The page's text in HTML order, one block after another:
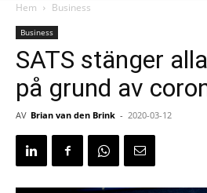
Hem Business
Business
SATS stänger
på grund av
AV Brian van den Brink - 2020-03-12